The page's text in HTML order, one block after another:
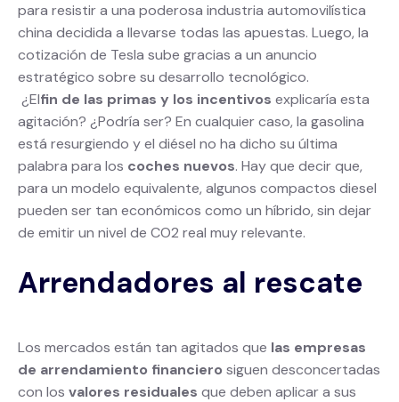
para resistir a una poderosa industria automovilística
china decidida a llevarse todas las apuestas. Luego, la
cotización de Tesla sube gracias a un anuncio
estratégico sobre su desarrollo tecnológico.
‍ ¿Elfin de las primas y los incentivos explicaría esta
agitación? ¿Podría ser? En cualquier caso, la gasolina
está resurgiendo y el diésel no ha dicho su última
palabra para los coches nuevos. Hay que decir que,
para un modelo equivalente, algunos compactos diesel
pueden ser tan económicos como un híbrido, sin dejar
de emitir un nivel de CO2 real muy relevante.
Arrendadores al rescate
Los mercados están tan agitados que las empresas
de arrendamiento financiero siguen desconcertadas
con los valores residuales que deben aplicar a sus